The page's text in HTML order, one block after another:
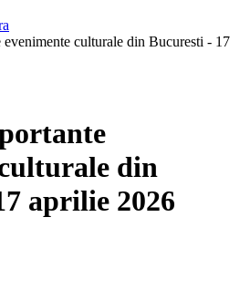
culturale din Bucuresti - 17
din
aprilie 2026